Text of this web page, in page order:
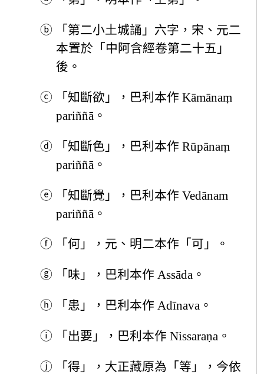
ⓑ
「第二小土城誦」六字，宋、元二
本置於「中阿含經卷第二十五」
後。
ⓒ
「知斷欲」，巴利本作 Kāmānaṃ
pariññā。
ⓓ
「知斷色」，巴利本作 Rūpānaṃ
pariññā。
ⓔ
「知斷覺」，巴利本作 Vedānam
pariññā。
ⓕ 「何」，元、明二本作「可」。
ⓖ 「味」，巴利本作 Assāda。
ⓗ 「患」，巴利本作 Adīnava。
ⓘ 「出要」，巴利本作 Nissaraṇa。
ⓙ
「得」，大正藏原為「等」，今依